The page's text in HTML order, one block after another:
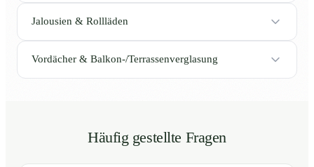
Jalousien & Rollläden
Vordächer & Balkon-/Terrassenverglasung
Häufig gestellte Fragen